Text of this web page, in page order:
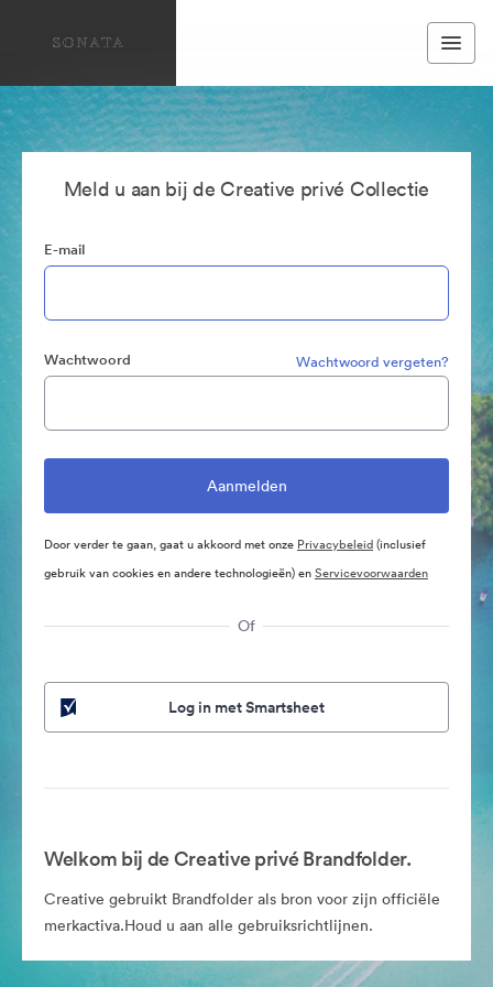
Meld u aan bij de Creative privé Collectie
E-mail
Wachtwoord Wachtwoord vergeten?
Door verder te gaan, gaat u akkoord met onze Privacybeleid(inclusief
gebruik van cookies en andere technologieën) enServicevoorwaarden
Of
Log in met Smartsheet
Welkom bij de Creative privé Brandfolder.
Creative gebruikt Brandfolder als bron voor zijn officiële
merkactiva.Houd u aan alle gebruiksrichtlijnen.